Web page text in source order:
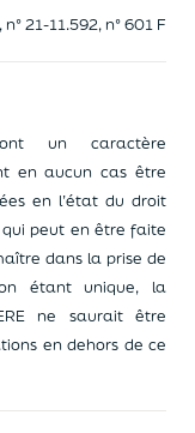
21-11.592, n° 601 F
ont un caractère
en aucun cas être
en l’état du droit
peut en être faite
dans la prise de
étant unique, la
ne saurait être
en dehors de ce